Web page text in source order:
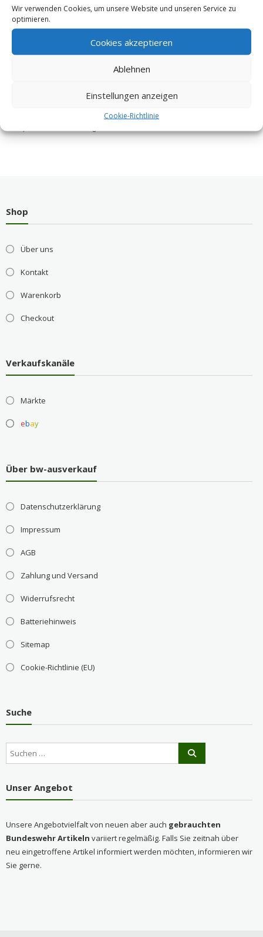
Wir verwenden Cookies, um unsere Website und unseren Service zu
optimieren.
Cookies akzeptieren
Ablehnen
Einstellungen anzeigen
Cookie-Richtlinie
Ladefl. Bundeswehr MB 508 D flecktarn,neu
195,00€ inkl. 19% MwSt. zzgl. Versand
EXPRESSO Profi Fasskarre 30-300l
inkl. 19% MwSt. zzgl. Versand
FUG Y 4 Reserveradheber Kranarm mit Winde
Schwenkkran Motorradheber WOMO Bund
Shop
Über uns
Kontakt
Warenkorb
Checkout
Verkaufskanäle
Märkte
ebay
Über bw-ausverkauf
Datenschutzerklärung
Impressum
AGB
Zahlung und Versand
Widerrufsrecht
Batteriehinweis
Sitemap
Cookie-Richtlinie (EU)
Suche
Unser Angebot
Unsere Angebotvielfalt von neuen aber auch gebrauchten
Bundeswehr Artikeln variiert regelmäßig. Falls Sie zeitnah über
neu eingetroffene Artikel informiert werden möchten, informieren wir
Sie gerne.